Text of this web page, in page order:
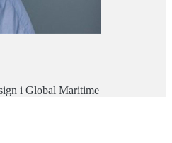
i Global Maritime